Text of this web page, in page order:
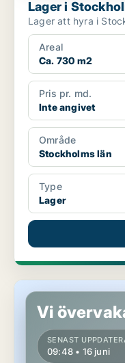
Lager i
Lager att hyra i
Areal
Ca. 730 m2
Pris pr. md.
Inte angivet
Område
Stockholms län
Type
Lager
Lager i Stockholms län
Vi
SENAST
09:48 • 16 juni